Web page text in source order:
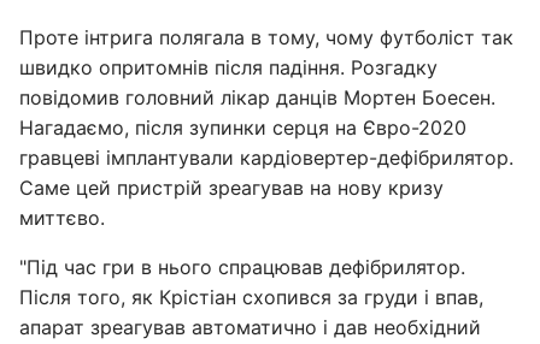
Проте інтрига полягала в тому, чому футболіст так
швидко опритомнів після падіння. Розгадку
повідомив головний лікар данців Мортен Боесен.
Нагадаємо, після зупинки серця на Євро-2020
гравцеві імплантували кардіовертер-дефібрилятор.
Саме цей пристрій зреагував на нову кризу
миттєво.
"Під час гри в нього спрацював дефібрилятор.
Після того, як Крістіан схопився за груди і впав,
апарат зреагував автоматично і дав необхідний